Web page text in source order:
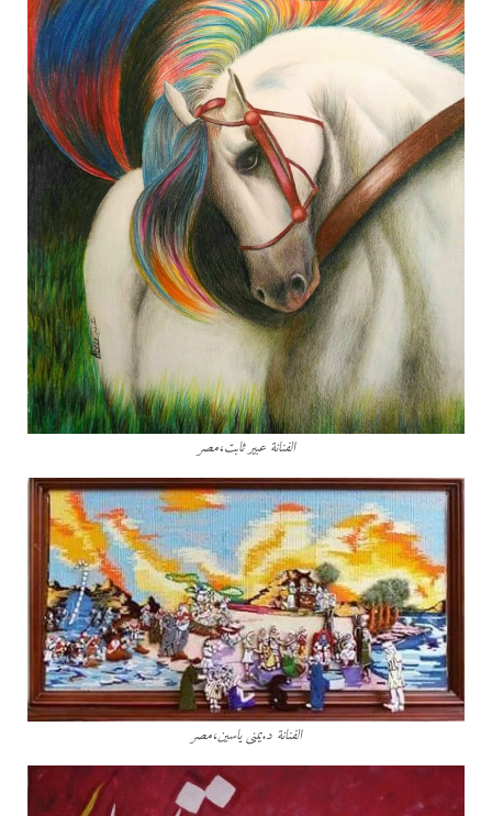
الفنانة عبير ثابت،مصر
الفنانة د.يمنى ياسين،مصر